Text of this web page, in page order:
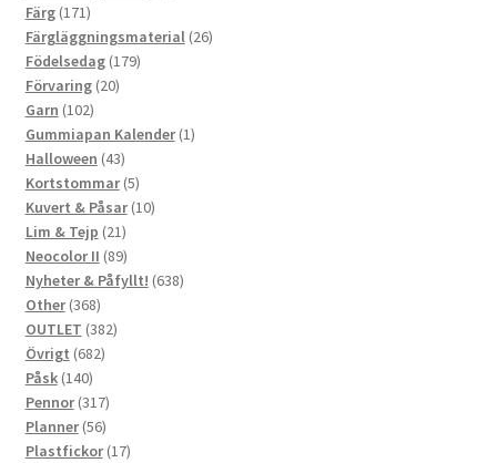
Färg 171171
produkter
Färgläggningsmaterial 2626
Födelsedag 179179
Förvaring 2020
Garn 102102
produkter
Gummiapan Kalender 11
Halloween 4343
produkter
Kortstommar 55
produkter
Kuvert & Påsar 1010
Lim & Tejp 2121
produkter
Neocolor II 8989
produkter
Nyheter & Påfyllt! 638638
Other 368368
produkter
OUTLET 382382
Övrigt 682682
Påsk 140140
produkter
Pennor 317317
produkter
Planner 5656
produkter
Plastfickor 1717